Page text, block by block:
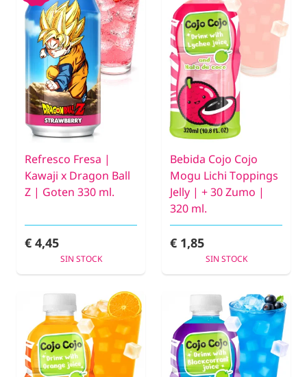
Refresco Fresa |
Kawaji x Dragon Ball
Z | Goten 330 ml.
€ 4,45
SIN STOCK
Bebida Cojo Cojo
Mogu Lichi Toppings
Jelly | + 30 Zumo |
320 ml.
€ 1,85
SIN STOCK